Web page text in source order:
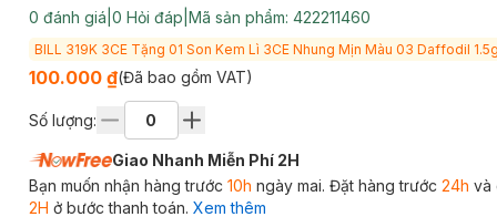
0 đánh giá 0 Hỏi đáp Mã sản phẩm: 422211460
BILL 319K 3CE Tặng 01 Son Kem Lì 3CE Nhung Mịn Màu 03 Daffodil
100.000 ₫(Đã bao gồm VAT)
Số lượng:
Giao Nhanh Miễn Phí 2H
Bạn muốn nhận hàng trước 10h ngày mai. Đặt hàng trước 24h và
2H ở bước thanh toán. Xem thêm